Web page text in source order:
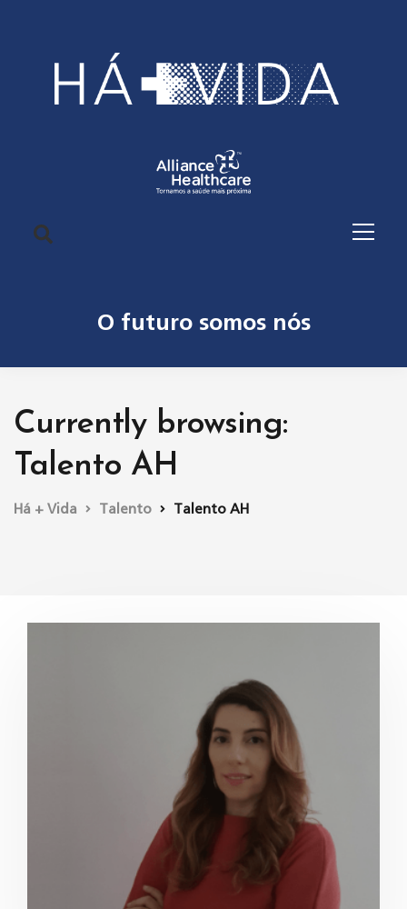
O futuro somos nós
Currently browsing:
Talento AH
Há + Vida Talento Talento AH